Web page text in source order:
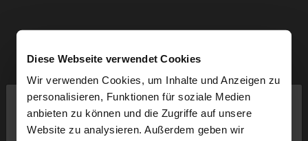
Diese Webseite verwendet Cookies
Wir verwenden Cookies, um Inhalte und Anzeigen zu
personalisieren, Funktionen für soziale Medien
anbieten zu können und die Zugriffe auf unsere
Website zu analysieren. Außerdem geben wir
hallo